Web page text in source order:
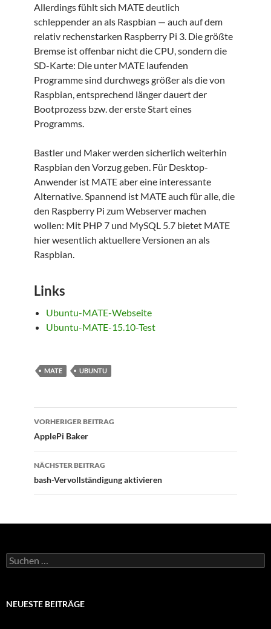
Allerdings fühlt sich MATE deutlich
schleppender an als Raspbian — auch auf dem
relativ rechenstarken Raspberry Pi 3. Die größte
Bremse ist offenbar nicht die CPU, sondern die
SD-Karte: Die unter MATE laufenden
Programme sind durchwegs größer als die von
Raspbian, entsprechend länger dauert der
Bootprozess bzw. der erste Start eines
Programms.
Bastler und Maker werden sicherlich weiterhin
Raspbian den Vorzug geben. Für Desktop-
Anwender ist MATE aber eine interessante
Alternative. Spannend ist MATE auch für alle, die
den Raspberry Pi zum Webserver machen
wollen: Mit PHP 7 und MySQL 5.7 bietet MATE
hier wesentlich aktuellere Versionen an als
Raspbian.
Links
Ubuntu-MATE-Webseite
Ubuntu-MATE-15.10-Test
MATE UBUNTU
Beitragsnavigation
VORHERIGER BEITRAG
ApplePi Baker
NÄCHSTER BEITRAG
bash-Vervollständigung aktivieren
S
u
e
NEUESTE BEITRÄGE